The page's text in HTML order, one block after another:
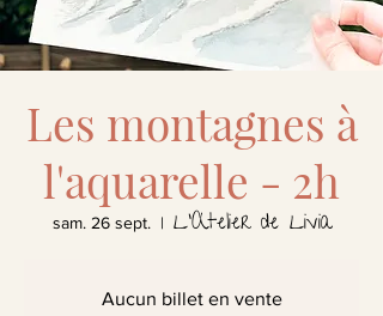
Les montagnes à
l'aquarelle - 2h
sam. 26 sept.
  |
L'Atelier de Livia
Aucun billet en vente